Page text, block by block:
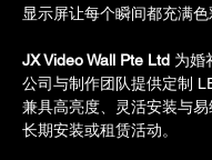
显示屏让每个瞬间都充满色
JX Video Wall Pte Ltd 为婚
公司与制作团队提供定制
兼具高亮度、灵活安装与
长期安装或租赁活动。